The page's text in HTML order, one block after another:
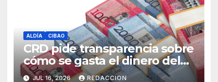
ALDÍA CIBAO
CRD pide transparencia sobre
cómo se gasta el dinero del
Seguro Familiar de Salud
JUL 16, 2026 REDACCION